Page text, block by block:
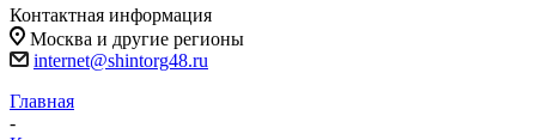
Контактная информация
Москва и другие регионы
internet@shintorg48.ru
Главная
-